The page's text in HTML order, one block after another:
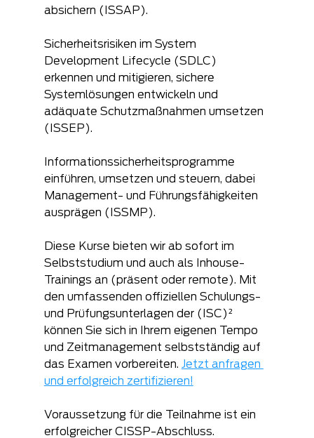
absichern (ISSAP).
Sicherheitsrisiken im System
Development Lifecycle (SDLC)
erkennen und mitigieren, sichere
Systemlösungen entwickeln und
adäquate Schutzmaßnahmen umsetzen
(ISSEP).
Informationssicherheitsprogramme
einführen, umsetzen und steuern, dabei
Management- und Führungsfähigkeiten
ausprägen (ISSMP).
Diese Kurse bieten wir ab sofort im
Selbststudium und auch als Inhouse-
Trainings an (präsent oder remote). Mit
den umfassenden offiziellen Schulungs-
und Prüfungsunterlagen der (ISC)²
können Sie sich in Ihrem eigenen Tempo
und Zeitmanagement selbstständig auf
das Examen vorbereiten. Jetzt anfragen
und erfolgreich zertifizieren!
Voraussetzung für die Teilnahme ist ein
erfolgreicher CISSP-Abschluss.